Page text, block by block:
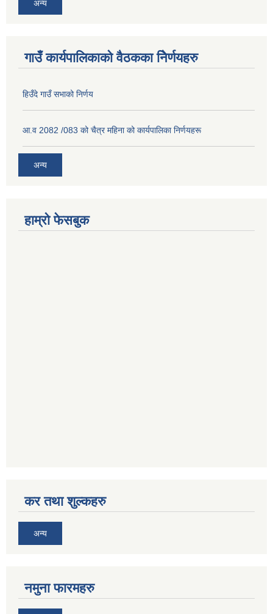
अन्य
गाउँ कार्यपालिकाको वैठकका निेर्णयहरु
हिउँदे गाउँ सभाको निर्णय
आ.व 2082 /083 को चैत्र महिना को कार्यपालिका निर्णयहरू
अन्य
हाम्रो फेसबुक
कर तथा शुल्कहरु
अन्य
नमुना फारमहरु